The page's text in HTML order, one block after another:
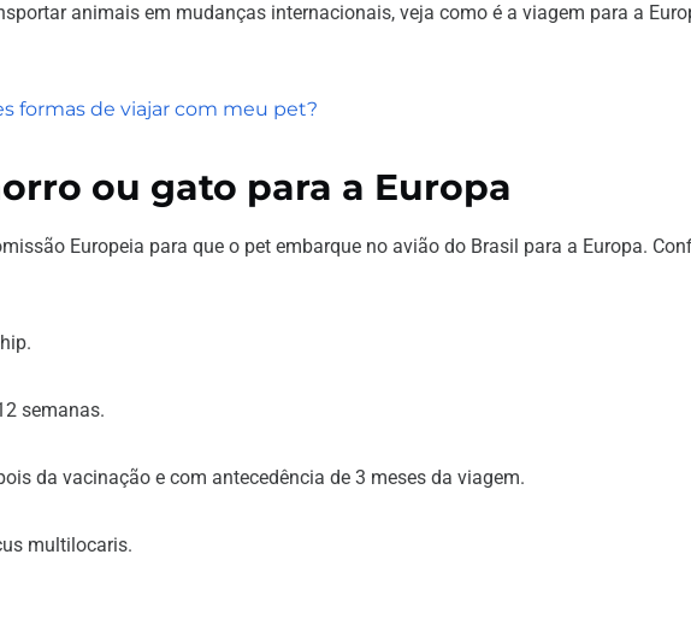
animais em mudanças internacionais, veja como é a viagem para a
formas de viajar com meu pet?
ou gato para a Europa
Europeia para que o pet embarque no avião do Brasil para a Europa.
semanas.
da vacinação e com antecedência de 3 meses da viagem.
multilocaris.